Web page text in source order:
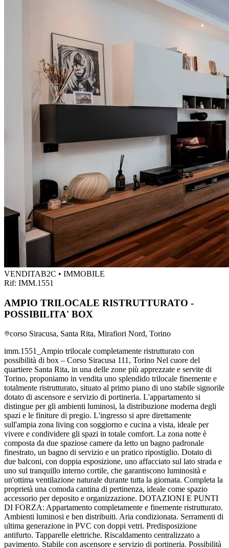
VENDITAB2C • IMMOBILE
Rif: IMM.1551
AMPIO TRILOCALE RISTRUTTURATO -
POSSIBILITA' BOX
corso Siracusa, Santa Rita, Mirafiori Nord, Torino
imm.1551_Ampio trilocale completamente ristrutturato con
possibilità di box – Corso Siracusa 111, Torino Nel cuore del
quartiere Santa Rita, in una delle zone più apprezzate e servite di
Torino, proponiamo in vendita uno splendido trilocale finemente e
totalmente ristrutturato, situato al primo piano di uno stabile signorile
dotato di ascensore e servizio di portineria. L'appartamento si
distingue per gli ambienti luminosi, la distribuzione moderna degli
spazi e le finiture di pregio. L'ingresso si apre direttamente
sull'ampia zona living con soggiorno e cucina a vista, ideale per
vivere e condividere gli spazi in totale comfort. La zona notte è
composta da due spaziose camere da letto un bagno padronale
finestrato, un bagno di servizio e un pratico ripostiglio. Dotato di
due balconi, con doppia esposizione, uno affacciato sul lato strada e
uno sul tranquillo interno cortile, che garantiscono luminosità e
un'ottima ventilazione naturale durante tutta la giornata. Completa la
proprietà una comoda cantina di pertinenza, ideale come spazio
accessorio per deposito e organizzazione. DOTAZIONI E PUNTI
DI FORZA: Appartamento completamente e finemente ristrutturato.
Ambienti luminosi e ben distribuiti. Aria condizionata. Serramenti di
ultima generazione in PVC con doppi vetri. Predisposizione
antifurto. Tapparelle elettriche. Riscaldamento centralizzato a
pavimento. Stabile con ascensore e servizio di portineria. Possibilità